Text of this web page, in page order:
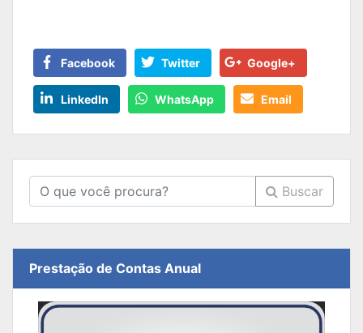
Facebook Twitter Google+
LinkedIn WhatsApp Email
Buscar
Prestação de Contas Anual